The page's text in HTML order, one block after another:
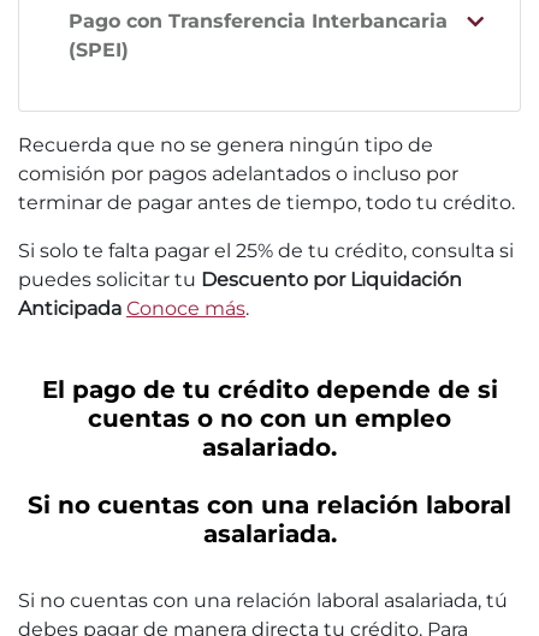
Pago con Transferencia Interbancaria
(SPEI)
Recuerda que no se genera ningún tipo de
comisión por pagos adelantados o incluso por
terminar de pagar antes de tiempo, todo tu crédito.
Si solo te falta pagar el 25% de tu crédito, consulta si
puedes solicitar tu Descuento por Liquidación
Anticipada Conoce más.
El pago de tu crédito depende de si
cuentas o no con un empleo
asalariado.
Si no cuentas con una relación laboral
asalariada.
Si no cuentas con una relación laboral asalariada, tú
debes pagar de manera directa tu crédito. Para